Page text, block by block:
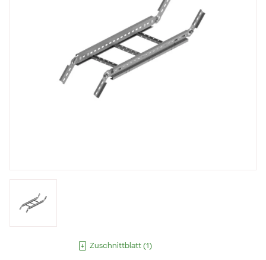
Zuschnittblatt (1 )